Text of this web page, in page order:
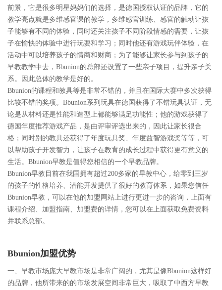
前景，它是很多明星妈妈们的选择，是德国授权认证的品牌，它的
教学亮点就是多维感官课的教学，多维感官训练、感官的触动让孩
子能够有不同的体验，同时还关注孩子不同阶段情感的需要，让孩
子在愉快的体验中进行玩耍和学习；同时他还有游戏玩伴体验，在
活动中可以培养孩子的情商和财商；为了能够让家长参与到孩子的
早教教学中去，Bbunion的总部还设置了一些亲子项目，提升亲子关
系。因此总体的教学是好的。
Bbunion的课程和教具等是非常不错的，并且在国际大赛中多次获得
比较不错的奖项。Bbunion系列玩具在德国获得了不错玩具认证，无
论是从材料还是性能和造型上都能够满足功能性；他的游戏获得了
德国年度推荐游戏产品，是由评审评选出来的，因此让家长很合
格；同时别的教具还获得了年度玩具奖、年度益智游戏奖等等，可
以帮助孩子开发智力，让孩子在教育的成长过程中获得更有意义的
生活。Bbunion早教是值得您相信的一个早教品牌。
Bbunion早教目前在我国拥有超过200多家的早教中心，给零到三岁
的孩子的性格培养、潜能开发提供了很好的教育体系，如果您信任
Bbunion早教，可以在他的加盟网站上进行更进一步的咨询，上面有
课程介绍、加盟指南、加盟费的详情，您可以在上面获取免费资料
并联系总部。
Bbunion加盟优势
一、早教市场庞大早教市场是非常广阔的，尤其是像Bbunion这样好
的品牌，他所带来的的市场发展空间非常巨大，吸取了中西方早教